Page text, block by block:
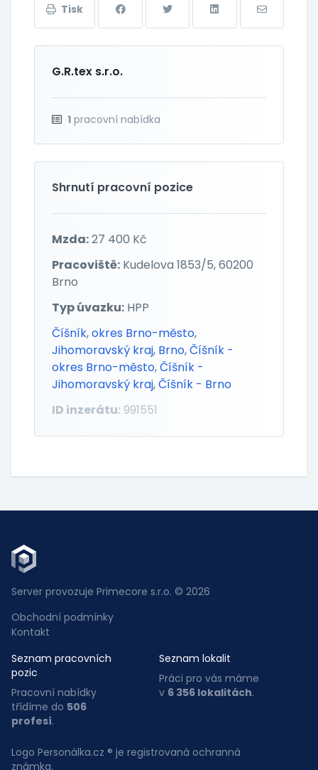
Tisk
G.R.tex s.r.o.
1 pracovní nabídka
Shrnutí pracovní pozice
Mzda:27 400 Kč
Pracoviště: Kudelova 1853/5, 60200
Brno
Typ úvazku: HPP
Číšník,okres Brno-město,
Jihomoravský kraj, Brno,Číšník -
okres Brno-město,Číšník -
Jihomoravský kraj,Číšník - Brno
ID inzerátu: 991551
Server provozuje Primecore s.r.o. © 2026
Obchodní podmínky
Kontakt
Seznam pracovních
pozic
Pracovní nabídky
třídíme do 506
profesí.
Seznam lokalit
Práci pro vás máme
v 6 356 lokalitách.
Logo Personálka.cz ® je registrovaná ochranná
známka.